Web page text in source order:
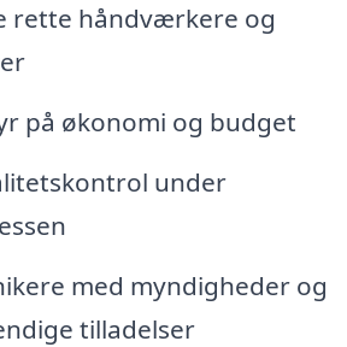
rette håndværkere og
på økonomi og budget
under
med myndigheder og
tilladelser